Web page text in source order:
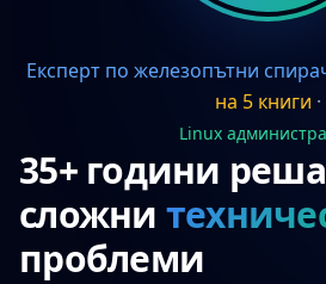
English
Docker и Docker Compose
Експерт по железопътни
на 5 книги ·
Linux
35+ години
сложни
проблеми